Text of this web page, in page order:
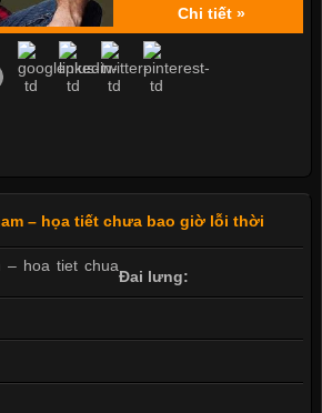
Chi tiết »
– họa tiết chưa bao giờ lỗi thời
Đai lưng: